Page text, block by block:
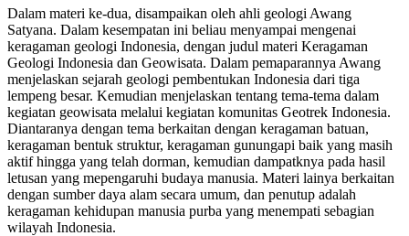
Dalam materi ke-dua, disampaikan oleh ahli geologi Awang
Satyana. Dalam kesempatan ini beliau menyampai mengenai
keragaman geologi Indonesia, dengan judul materi Keragaman
Geologi Indonesia dan Geowisata. Dalam pemaparannya Awang
menjelaskan sejarah geologi pembentukan Indonesia dari tiga
lempeng besar. Kemudian menjelaskan tentang tema-tema dalam
kegiatan geowisata melalui kegiatan komunitas Geotrek Indonesia.
Diantaranya dengan tema berkaitan dengan keragaman batuan,
keragaman bentuk struktur, keragaman gunungapi baik yang masih
aktif hingga yang telah dorman, kemudian dampatknya pada hasil
letusan yang mepengaruhi budaya manusia. Materi lainya berkaitan
dengan sumber daya alam secara umum, dan penutup adalah
keragaman kehidupan manusia purba yang menempati sebagian
wilayah Indonesia.